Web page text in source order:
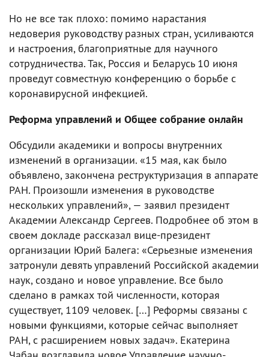
Но не все так плохо: помимо нарастания
недоверия руководству разных стран, усиливаются
и настроения, благоприятные для научного
сотрудничества. Так, Россия и Беларусь 10 июня
проведут совместную конференцию о борьбе с
коронавирусной инфекцией.
Реформа управлений и Общее собрание онлайн
Обсудили академики и вопросы внутренних
изменений в организации. «15 мая, как было
объявлено, закончена реструктуризация в аппарате
РАН. Произошли изменения в руководстве
нескольких управлений», — заявил президент
Академии Александр Сергеев. Подробнее об этом в
своем докладе рассказал вице-президент
организации Юрий Балега: «Серьезные изменения
затронули девять управлений Российской академии
наук, создано и новое управление. Все было
сделано в рамках той численности, которая
существует, 1109 человек. […] Реформы связаны с
новыми функциями, которые сейчас выполняет
РАН, с расширением новых задач». Екатерина